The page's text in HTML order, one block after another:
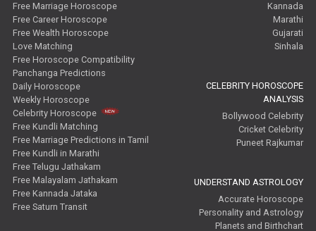
Free Marriage Horoscope
Free Career Horoscope
Free Wealth Horoscope
Love Matching
Free Horoscope Compatibility
Panchanga Predictions
Daily Horoscope
Weekly Horoscope
Celebrity Horoscope
Free Kundli Matching
Free Marriage Predictions in Tamil
Free Kundli in Marathi
Free Telugu Jathakam
Free Malayalam Jathakam
Free Kannada Jataka
Free Saturn Transit
Kannada
Marathi
Gujarati
Sinhala
CELEBRITY HOROSCOPE
ANALYSIS
Bollywood Celebrity
Cricket Celebrity
Puneet Rajkumar
UNDERSTAND ASTROLOGY
Accurate Horoscope
Personality and Astrology
Planets and Birthchart